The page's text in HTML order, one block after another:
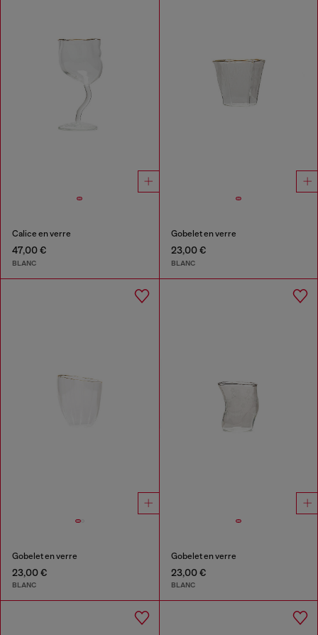
Calice en verre
47,00 €
BLANC
Gobelet en verre
23,00 €
BLANC
Gobelet en verre
23,00 €
BLANC
Gobelet en verre
23,00 €
BLANC